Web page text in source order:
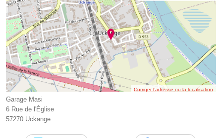
Corriger l’adresse ou la localisation
Garage Masi
6 Rue de l'Église
57270 Uckange